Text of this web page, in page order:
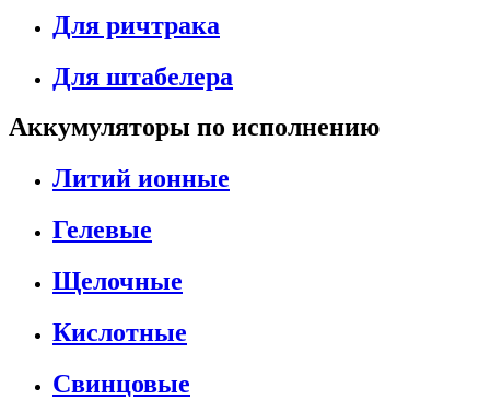
Для ричтрака
Для штабелера
Аккумуляторы по исполнению
Литий ионные
Гелевые
Щелочные
Кислотные
Свинцовые